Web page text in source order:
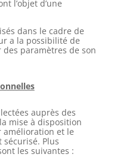
l’objet d’une
dans le cadre de
a la possibilité de
paramètres de son
auprès des
mise à disposition
amélioration et le
Plus
les suivantes :